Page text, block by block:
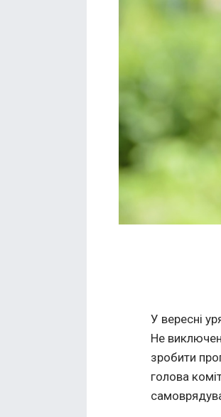
У вересні
Не
зробити
голова